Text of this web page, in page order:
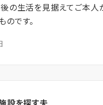
後の生活を見据えてご本
です。
設を探す夫